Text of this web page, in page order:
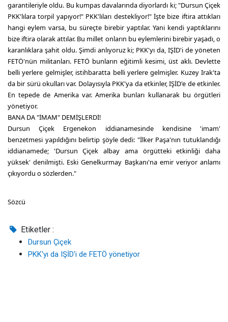
garantileriyle oldu. Bu kumpas davalarında diyorlardı ki; "Dursun Çiçek
PKK'lılara torpil yapıyor!" PKK'lıları destekliyor!" İşte bize iftira attıkları
hangi eylem varsa, bu süreçte birebir yaptılar. Yani kendi yaptıklarını
bize iftira olarak attılar. Bu millet onların bu eylemlerini birebir yaşadı, o
karanlıklara şahit oldu. Şimdi anlıyoruz ki; PKK'yı da, IŞİD'i de yöneten
FETÖ'nün militanları. FETÖ bunların eğitimli kesimi, üst aklı. Devlette
belli yerlere gelmişler, istihbaratta belli yerlere gelmişler. Kuzey Irak'ta
da bir sürü okulları var. Dolayısıyla PKK'ya da etkinler, IŞİD'e de etkinler.
En tepede de Amerika var. Amerika bunları kullanarak bu örgütleri
yönetiyor.
BANA DA "İMAM" DEMİŞLERDİ!
Dursun Çiçek Ergenekon iddianamesinde kendisine 'imam'
benzetmesi yapıldığını belirtip şöyle dedi: "İlker Paşa'nın tutuklandığı
iddianamede; 'Dursun Çiçek albay ama örgütteki etkinliği daha
yüksek' denilmişti. Eski Genelkurmay Başkanı'na emir veriyor anlamı
çıkıyordu o sözlerden."
Sözcü
Etiketler :
Dursun Çiçek
PKK'yı da IŞİD'i de FETÖ yönetiyor